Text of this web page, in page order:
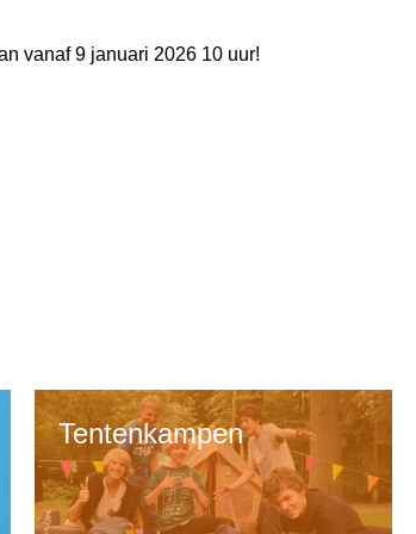
vanaf 9 januari 2026 10 uur!
Tentenkampen